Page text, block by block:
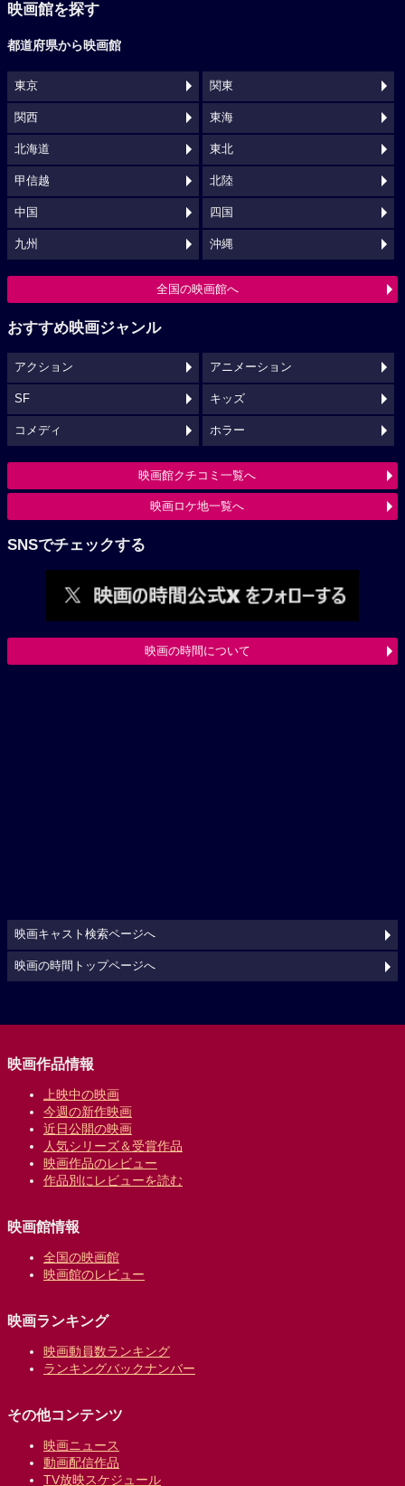
映画館を探す
都道府県から映画館
東京 関東
関西 東海
北海道 東北
甲信越 北陸
中国 四国
九州 沖縄
全国の映画館へ
おすすめ映画ジャンル
アクション アニメーション
SF キッズ
コメディ ホラー
映画館クチコミ一覧へ
映画ロケ地一覧へ
SNSでチェックする
映画の時間について
映画キャスト検索ページへ
映画の時間トップページへ
映画作品情報
上映中の映画
今週の新作映画
近日公開の映画
人気シリーズ＆受賞作品
映画作品のレビュー
作品別にレビューを読む
映画館情報
全国の映画館
映画館のレビュー
映画ランキング
映画動員数ランキング
ランキングバックナンバー
その他コンテンツ
映画ニュース
動画配信作品
TV放映スケジュール